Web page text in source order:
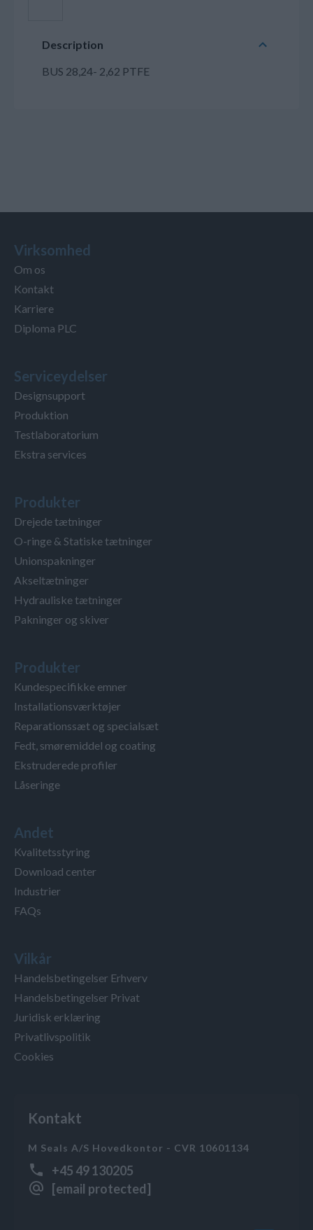
Description
BUS 28,24- 2,62 PTFE
Virksomhed
Om os
Kontakt
Karriere
Diploma PLC
Serviceydelser
Designsupport
Produktion
Testlaboratorium
Ekstra services
Produkter
Drejede tætninger
O-ringe & Statiske tætninger
Unionspakninger
Akseltætninger
Hydrauliske tætninger
Pakninger og skiver
Produkter
Kundespecifikke emner
Installationsværktøjer
Reparationssæt og specialsæt
Fedt, smøremiddel og coating
Ekstruderede profiler
Låseringe
Andet
Kvalitetsstyring
Download center
Industrier
FAQs
Vilkår
Handelsbetingelser Erhverv
Handelsbetingelser Privat
Juridisk erklæring
Privatlivspolitik
Cookies
Kontakt
M Seals A/S Hovedkontor - CVR 10601134
+45 49 130205
[email protected]